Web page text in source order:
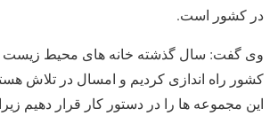
در کشور است.
وی گفت: سال گذشته خانه های محیط زیست
کشور راه اندازی کردیم و امسال در تلاش
این مجموعه ها را در دستور کار قرار دهیم